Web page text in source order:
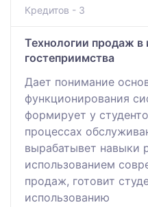
Кредитов - 3
Технологии продаж в
гостеприимства
Дает понимание
функционирования
формирует у
процессах
вырабатывет навыки
использованием
продаж, готовит
использованию